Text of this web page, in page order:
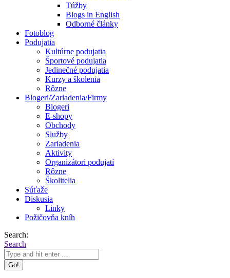
Túžby
Blogs in English
Odborné články
Fotoblog
Podujatia
Kultúrne podujatia
Športové podujatia
Jedinečné podujatia
Kurzy a školenia
Rôzne
Blogeri/Zariadenia/Firmy
Blogeri
E-shopy
Obchody
Služby
Zariadenia
Aktivity
Organizátori podujatí
Rôzne
Školitelia
Súťaže
Diskusia
Linky
Požičovňa kníh
Search:
Search